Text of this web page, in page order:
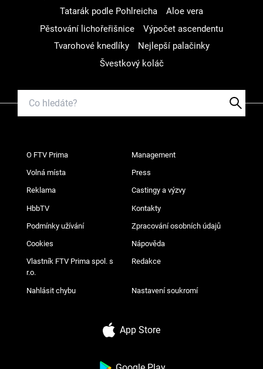
Tatarák podle Pohlreicha
Aloe vera
Pěstování lichořeřišnice
Výpočet ascendentu
Tvarohové knedlíky
Nejlepší palačinky
Švestkový koláč
O FTV Prima Management
Volná místa Press
Reklama Castingy a výzvy
HbbTV Kontakty
Podmínky užívání Zpracování osobních údajů
Cookies Nápověda
Vlastník FTV Prima spol. s
r.o.
Redakce
Nahlásit chybu Nastavení soukromí
App Store